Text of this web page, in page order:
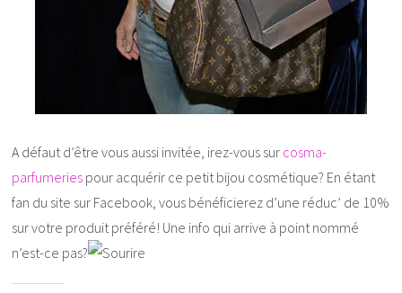
A défaut d’être vous aussi invitée, irez-vous sur cosma-
parfumeries pour acquérir ce petit bijou cosmétique? En étant
fan du site sur Facebook, vous bénéficierez d’une réduc’ de 10%
sur votre produit préféré! Une info qui arrive à point nommé
n’est-ce pas?